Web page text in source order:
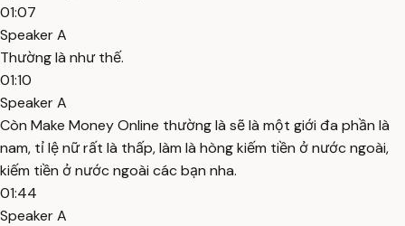
01:07
Speaker A
Thường là như thế.
01:10
Speaker A
Còn Make Money Online thường là sẽ là một giới đa phần là
nam, tỉ lệ nữ rất là thấp, làm là hòng kiếm tiền ở nước ngoài,
kiếm tiền ở nước ngoài các bạn nha.
01:44
Speaker A